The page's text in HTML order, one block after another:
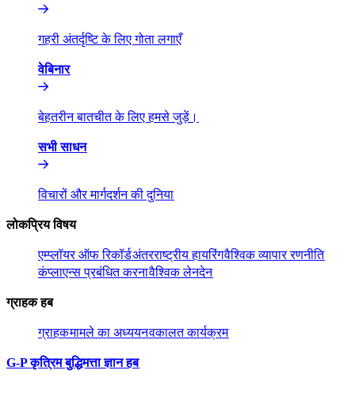
गहरी अंतर्दृष्टि के लिए गोता लगाएँ​​
वेबिनार​​
बेहतरीन बातचीत के लिए हमसे जुड़ें।​​
सभी साधन​​
विचारों और मार्गदर्शन की दुनिया​​
लोकप्रिय विषय​​
एम्प्लॉयर ऑफ रिकॉर्ड​​अंतरराष्ट्रीय हायरिंग​​वैश्विक व्यापार रणनीति​​
कंप्लाएन्स प्रबंधित करना​​वैश्विक लेनदेन​​
ग्राहक हब​​
ग्राहक​​मामले का अध्ययन​​वकालत कार्यक्रम​​
G-P कृत्रिम बुद्धिमत्ता ज्ञान हब​​